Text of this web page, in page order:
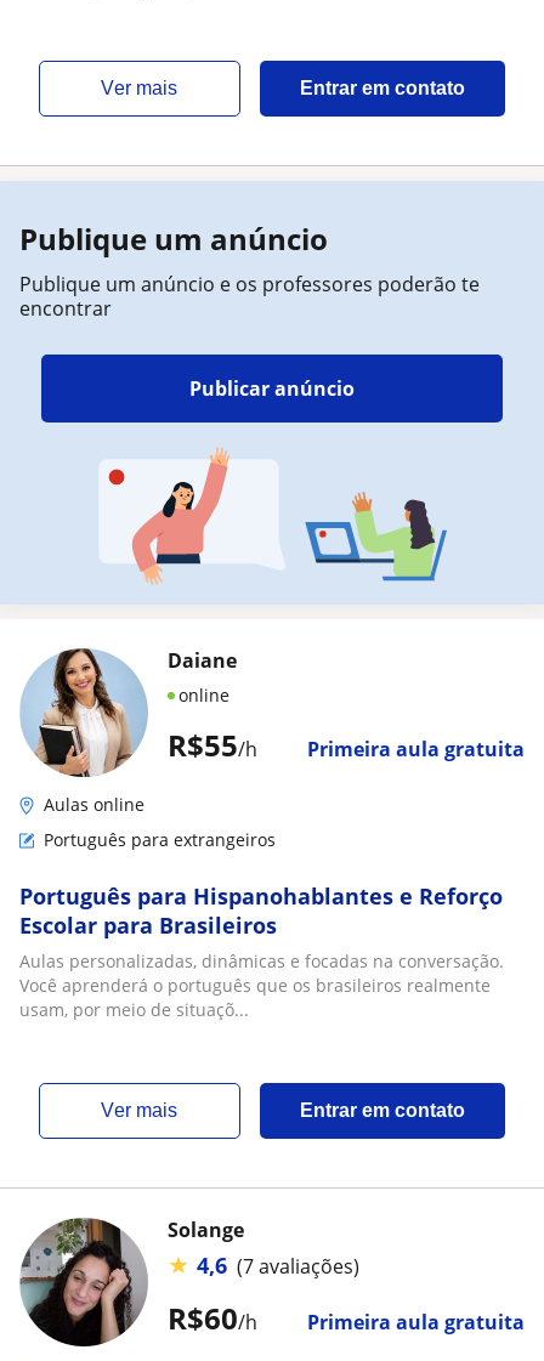
ver mais Entrar em contato
Publique um anúncio
Publique um anúncio e os professores poderão te
encontrar
Publicar anúncio
R$55/h Primeira aula gratuita
Daiane
online
Aulas online
Português para extrangeiros
Português para Hispanohablantes e Reforço
Escolar para Brasileiros
Aulas personalizadas, dinâmicas e focadas na conversação.
Você aprenderá o português que os brasileiros realmente
usam, por meio de situaçõ...
ver mais Entrar em contato
R$60/h Primeira aula gratuita
Solange
★ 4,6 (7 avaliações)